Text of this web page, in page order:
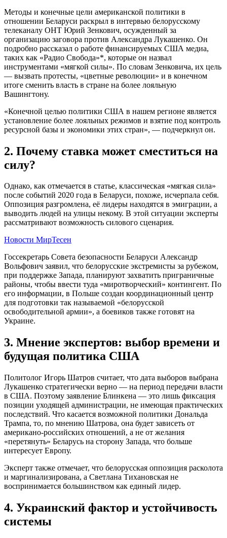
Методы и конечные цели американской политики в
отношении Беларуси раскрыл в интервью белорусскому
телеканалу ОНТ Юрий Зенкович, осужденный за
организацию заговора против Александра Лукашенко. Он
подробно рассказал о работе финансируемых США медиа,
таких как «Радио Свобода»*, которые он назвал
инструментами «мягкой силы». По словам Зенковича, их цель
— вызвать протесты, «цветные революции» и в конечном
итоге сменить власть в стране на более лояльную
Вашингтону.
«Конечной целью политики США в нашем регионе является
установление более лояльных режимов и взятие под контроль
ресурсной базы и экономики этих стран», — подчеркнул он.
2. Почему ставка может сместиться на
силу?
Однако, как отмечается в статье, классическая «мягкая сила»
после событий 2020 года в Беларуси, похоже, исчерпала себя.
Оппозиция разгромлена, её лидеры находятся в эмиграции, а
выводить людей на улицы некому. В этой ситуации эксперты
рассматривают возможность силового сценария.
Новости МирТесен
Госсекретарь Совета безопасности Беларуси Александр
Вольфович заявил, что белорусские экстремисты за рубежом,
при поддержке Запада, планируют захватить приграничные
районы, чтобы ввести туда «миротворческий» контингент. По
его информации, в Польше создан координационный центр
для подготовки так называемой «белорусской
освободительной армии», а боевиков также готовят на
Украине.
3. Мнение экспертов: выбор времени и
будущая политика США
Политолог Игорь Шатров считает, что дата выборов выбрана
Лукашенко стратегически верно — на период передачи власти
в США. Поэтому заявление Блинкена — это лишь фиксация
позиции уходящей администрации, не имеющая практических
последствий. Что касается возможной политики Дональда
Трампа, то, по мнению Шатрова, она будет зависеть от
американо-российских отношений, а не от желания
«перетянуть» Беларусь на сторону Запада, что больше
интересует Европу.
Эксперт также отмечает, что белорусская оппозиция расколота
и маргинализирована, а Светлана Тихановская не
воспринимается большинством как единый лидер.
4. Украинский фактор и устойчивость
системы